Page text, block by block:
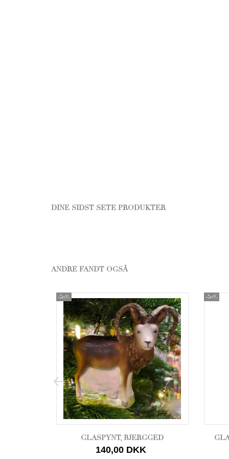
DINE SIDST SETE PRODUKTER
ANDRE FANDT OGSÅ
-50%
GLASPYNT, BJERGGED
140,00 DKK
-50%